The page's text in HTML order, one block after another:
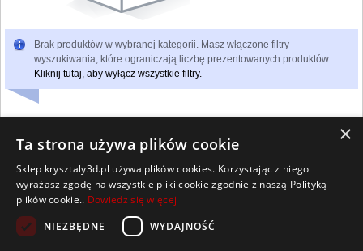
Brak produktów w wybranej kategorii. Masz włączone filtry
wyszukiwania, które ograniczają liczbę prezentowanych produktów.
Kliknij tutaj, aby wyłącz wszystkie filtry.
Wszelkie prawa zastrzeżone
Kontakt Współpraca Regulamin
Pomoc Strona główna
×
Ta strona używa plików cookie
Sklep krysztaly3d.pl używa plików cookies. Korzystając z niego
wyrażasz zgodę na wszystkie pliki cookie zgodnie z naszą Polityką
plików cookie.. Dowiedz się więcej
NIEZBĘDNE
WYDAJNOŚĆ